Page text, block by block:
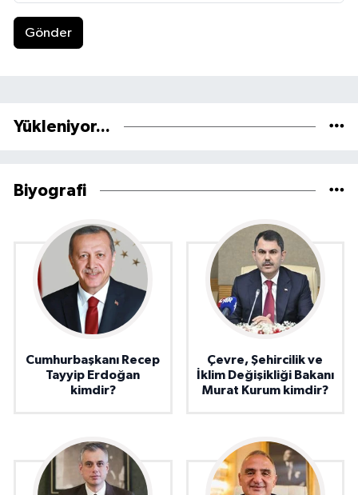
Gönder
Yükleniyor...
Biyografi
Cumhurbaşkanı Recep
Tayyip Erdoğan
kimdir?
Çevre, Şehircilik ve
İklim Değişikliği Bakanı
Murat Kurum kimdir?